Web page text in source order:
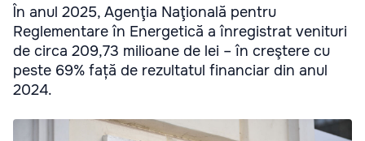
În anul 2025, Agenţia Naţională pentru
Reglementare în Energetică a înregistrat venituri
de circa 209,73 milioane de lei – în creştere cu
peste 69% față de rezultatul financiar din anul
2024.